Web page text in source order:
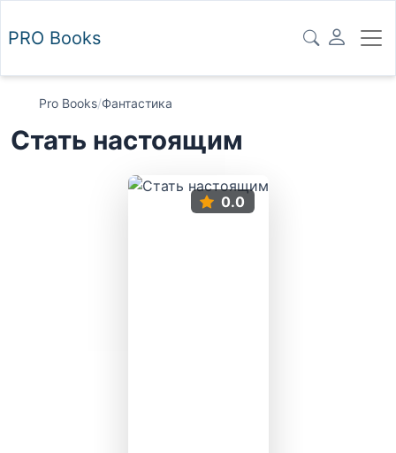
PRO Books
Pro Books/Фантастика
Стать настоящим
0.0